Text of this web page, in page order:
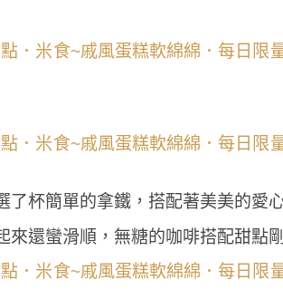
杯簡單的拿鐵，搭配著美美的愛
還蠻滑順，無糖的咖啡搭配甜點